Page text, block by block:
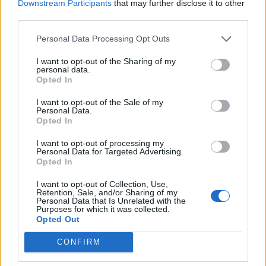
Downstream Participants that may further disclose it to other
Personal Data Processing Opt Outs
I want to opt-out of the Sharing of my
personal data.
Opted In
I want to opt-out of the Sale of my
Personal Data.
Opted In
I want to opt-out of processing my
Personal Data for Targeted Advertising.
Opted In
I want to opt-out of Collection, Use,
Retention, Sale, and/or Sharing of my
Personal Data that Is Unrelated with the
Purposes for which it was collected.
Opted Out
CONFIRM
Comentari:
aquest navegador per a la propera vegada que comenti.